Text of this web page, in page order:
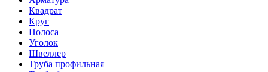
Квадрат
Круг
Полоса
Уголок
Швеллер
Труба профильная